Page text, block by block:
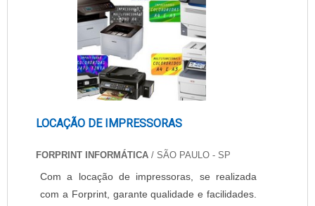
LOCAÇÃO DE IMPRESSORAS
FORPRINT INFORMÁTICA / SÃO PAULO - SP
Com a locação de impressoras, se realizada
com a Forprint, garante qualidade e facilidades.